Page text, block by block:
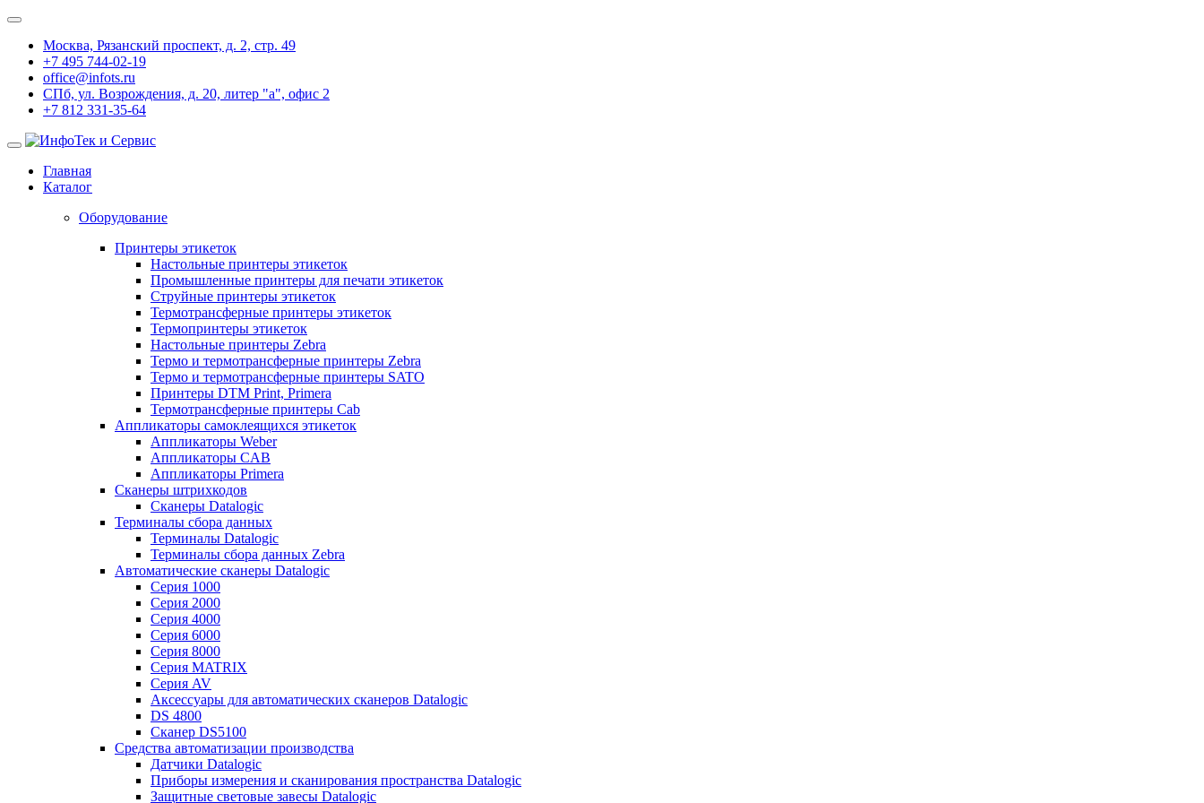
Москва, Рязанский проспект, д. 2, стр. 49
+7 495 744-02-19
office@infots.ru
СПб, ул. Возрождения, д. 20, литер "a", офис 2
+7 812 331-35-64
Главная
Каталог
Оборудование
Принтеры этикеток
Настольные принтеры этикеток
Промышленные принтеры для печати этикеток
Струйные принтеры этикеток
Термотрансферные принтеры этикеток
Термопринтеры этикеток
Настольные принтеры Zebra
Термо и термотрансферные принтеры Zebra
Термо и термотрансферные принтеры SATO
Принтеры DTM Print, Primera
Термотрансферные принтеры Cab
Аппликаторы самоклеящихся этикеток
Аппликаторы Weber
Аппликаторы CAB
Аппликаторы Primera
Сканеры штрихкодов
Сканеры Datalogic
Терминалы сбора данных
Терминалы Datalogic
Терминалы сбора данных Zebra
Автоматические сканеры Datalogic
Серия 1000
Серия 2000
Серия 4000
Серия 6000
Серия 8000
Серия MATRIX
Серия AV
Аксессуары для автоматических сканеров Datalogic
DS 4800
Сканер DS5100
Средства автоматизации производства
Датчики Datalogic
Приборы измерения и сканирования пространства Datalogic
Защитные световые завесы Datalogic